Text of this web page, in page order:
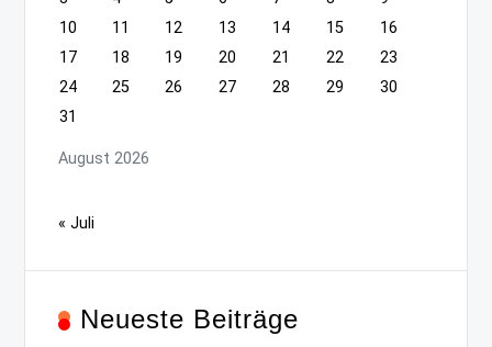
August 2026
10
11 12 13 14 15
16
17
18 19 20 21 22
23
24
25 26 27 28 29
30
31
« Juli
Neueste Beiträge